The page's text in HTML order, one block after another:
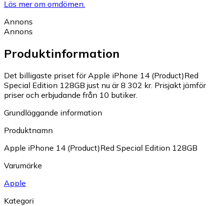
Läs mer om omdömen.
Annons
Annons
Produktinformation
Det billigaste priset för Apple iPhone 14 (Product)Red
Special Edition 128GB just nu är 8 302 kr. Prisjakt jämför
priser och erbjudande från 10 butiker.
Grundläggande information
Produktnamn
Apple iPhone 14 (Product)Red Special Edition 128GB
Varumärke
Apple
Kategori